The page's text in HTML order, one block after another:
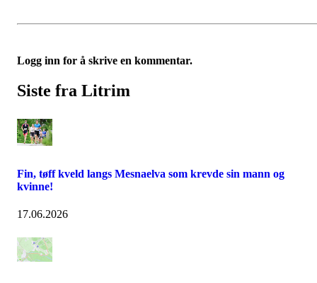
Logg inn for å skrive en kommentar.
Siste fra Litrim
Fin, tøff kveld langs Mesnaelva som krevde sin mann og
kvinne!
17.06.2026